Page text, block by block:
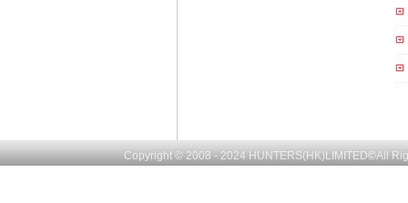
Copyright © 2008 - 2024HUNTERS(HK)LIMITED©All